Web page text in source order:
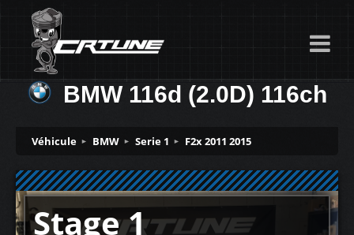
BMW 116d (2.0D) 116ch
Véhicule BMW Serie 1 F2x 2011 2015
Stage 1